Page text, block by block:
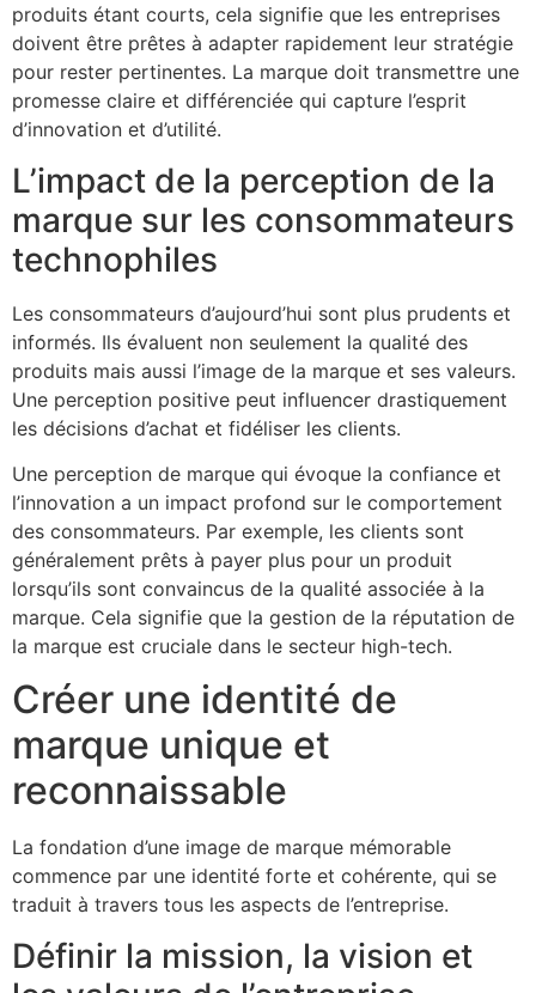
produits étant courts, cela signifie que les entreprises
doivent être prêtes à adapter rapidement leur stratégie
pour rester pertinentes. La marque doit transmettre une
promesse claire et différenciée qui capture l’esprit
d’innovation et d’utilité.
L’impact de la perception de la
marque sur les consommateurs
technophiles
Les consommateurs d’aujourd’hui sont plus prudents et
informés. Ils évaluent non seulement la qualité des
produits mais aussi l’image de la marque et ses valeurs.
Une perception positive peut influencer drastiquement
les décisions d’achat et fidéliser les clients.
Une perception de marque qui évoque la confiance et
l’innovation a un impact profond sur le comportement
des consommateurs. Par exemple, les clients sont
généralement prêts à payer plus pour un produit
lorsqu’ils sont convaincus de la qualité associée à la
marque. Cela signifie que la gestion de la réputation de
la marque est cruciale dans le secteur high-tech.
Créer une identité de
marque unique et
reconnaissable
La fondation d’une image de marque mémorable
commence par une identité forte et cohérente, qui se
traduit à travers tous les aspects de l’entreprise.
Définir la mission, la vision et